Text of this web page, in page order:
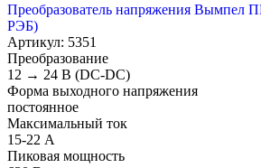
Преобразователь напряжения Вымпел
РЭБ)
Артикул: 5351
Преобразование
12 → 24 B (DC-DC)
Форма выходного напряжения
постоянное
Максимальный ток
15-22 А
Пиковая мощность